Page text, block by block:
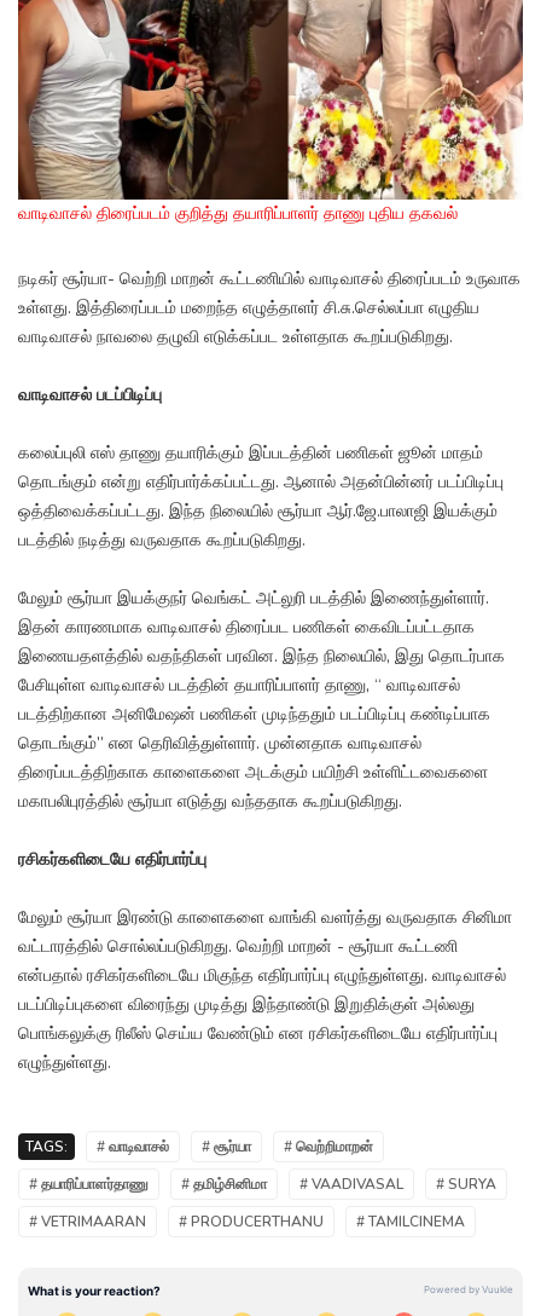
வாடிவாசல் திரைப்படம் குறித்து தயாரிப்பாளர் தாணு புதிய தகவல்
நடிகர் சூர்யா- வெற்றி மாறன் கூட்டணியில் வாடிவாசல் திரைப்படம் உருவாக
உள்ளது. இத்திரைப்படம் மறைந்த எழுத்தாளர் சி.சு.செல்லப்பா எழுதிய
வாடிவாசல் நாவலை தழுவி எடுக்கப்பட உள்ளதாக கூறப்படுகிறது.
வாடிவாசல் படப்பிடிப்பு
கலைப்புலி எஸ் தாணு தயாரிக்கும் இப்படத்தின் பணிகள் ஜூன் மாதம்
தொடங்கும் என்று எதிர்பார்க்கப்பட்டது. ஆனால் அதன்பின்னர் படப்பிடிப்பு
ஒத்திவைக்கப்பட்டது. இந்த நிலையில் சூர்யா ஆர்.ஜே.பாலாஜி இயக்கும்
படத்தில் நடித்து வருவதாக கூறப்படுகிறது.
மேலும் சூர்யா இயக்குநர் வெங்கட் அட்லுரி படத்தில் இணைந்துள்ளார்.
இதன் காரணமாக வாடிவாசல் திரைப்பட பணிகள் கைவிடப்பட்டதாக
இணையதளத்தில் வதந்திகள் பரவின. இந்த நிலையில், இது தொடர்பாக
பேசியுள்ள வாடிவாசல் படத்தின் தயாரிப்பாளர் தாணு, “ வாடிவாசல்
படத்திற்கான அனிமேஷன் பணிகள் முடிந்ததும் படப்பிடிப்பு கண்டிப்பாக
தொடங்கும்” என தெரிவித்துள்ளார். முன்னதாக வாடிவாசல்
திரைப்படத்திற்காக காளைகளை அடக்கும் பயிற்சி உள்ளிட்டவைகளை
மகாபலிபுரத்தில் சூர்யா எடுத்து வந்ததாக கூறப்படுகிறது.
ரசிகர்களிடையே எதிர்பார்ப்பு
மேலும் சூர்யா இரண்டு காளைகளை வாங்கி வளர்த்து வருவதாக சினிமா
வட்டாரத்தில் சொல்லப்படுகிறது. வெற்றி மாறன் - சூர்யா கூட்டணி
என்பதால் ரசிகர்களிடையே மிகுந்த எதிர்பார்ப்பு எழுந்துள்ளது. வாடிவாசல்
படப்பிடிப்புகளை விரைந்து முடித்து இந்தாண்டு இறுதிக்குள் அல்லது
பொங்கலுக்கு ரிலீஸ் செய்ய வேண்டும் என ரசிகர்களிடையே எதிர்பார்ப்பு
எழுந்துள்ளது.
TAGS: # வாடிவாசல் # சூர்யா
# வெற்றிமாறன்
# தயாரிப்பாளர்தாணு
# தமிழ்சினிமா # VAADIVASAL
# SURYA
# VETRIMAARAN
# PRODUCERTHANU # TAMILCINEMA